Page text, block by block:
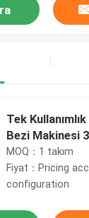
Tek
Bezi Makinesi
MOQ：1 takım
Fiyat：Pricing
configuration